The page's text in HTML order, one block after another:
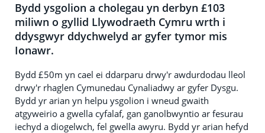
Bydd ysgolion a cholegau yn derbyn £103
miliwn o gyllid Llywodraeth Cymru wrth i
ddysgwyr ddychwelyd ar gyfer tymor mis
Ionawr.
Bydd £50m yn cael ei ddarparu drwy'r awdurdodau lleol
drwy'r rhaglen Cymunedau Cynaliadwy ar gyfer Dysgu.
Bydd yr arian yn helpu ysgolion i wneud gwaith
atgyweirio a gwella cyfalaf, gan ganolbwyntio ar fesurau
iechyd a diogelwch, fel gwella awyru. Bydd yr arian hefyd